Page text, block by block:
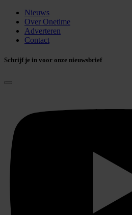
Nieuws
Over Onetime
Adverteren
Contact
Schrijf je in voor onze nieuwsbrief